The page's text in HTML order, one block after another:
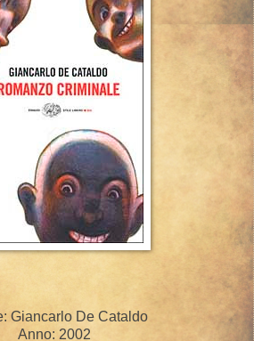
Giancarlo De Cataldo
Anno: 2002